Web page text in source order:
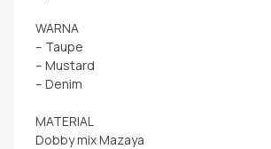
WARNA
– Taupe
– Mustard
– Denim
MATERIAL
Dobby mix Mazaya